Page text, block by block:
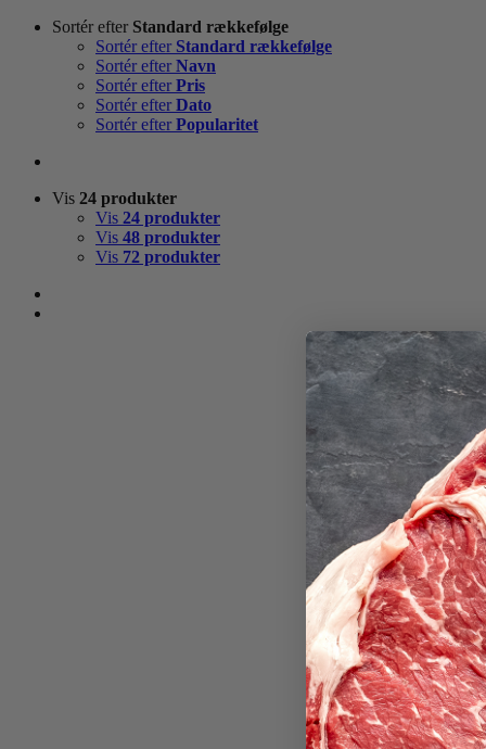
Sortér efter Standard rækkefølge
Sortér efter Standard rækkefølge
Sortér efter Navn
Sortér efter Pris
Sortér efter Dato
Sortér efter Popularitet
Vis 24 produkter
Vis 24 produkter
Vis 48 produkter
Vis 72 produkter